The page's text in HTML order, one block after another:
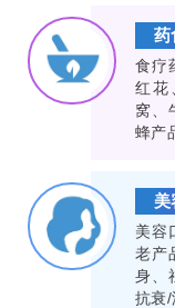
药
食疗
红花
窝、
蜂产
美
美容
老产
身、
抗衰